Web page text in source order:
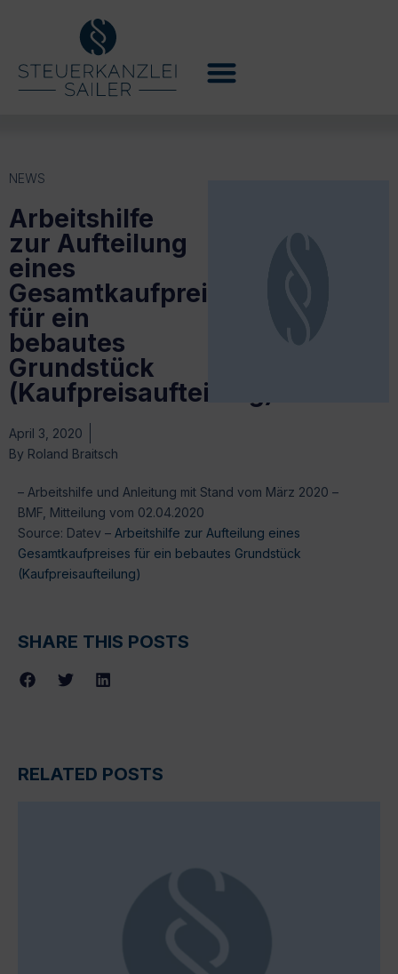
NEWS
Arbeitshilfe
zur Aufteilung
eines
Gesamtkaufpreises
für ein
bebautes
Grundstück
(Kaufpreisaufteilung)
April 3, 2020
By Roland Braitsch
– Arbeitshilfe und Anleitung mit Stand vom März 2020 –
BMF, Mitteilung vom 02.04.2020
Source: Datev – Arbeitshilfe zur Aufteilung eines
Gesamtkaufpreises für ein bebautes Grundstück
(Kaufpreisaufteilung)
SHARE THIS POSTS
RELATED POSTS